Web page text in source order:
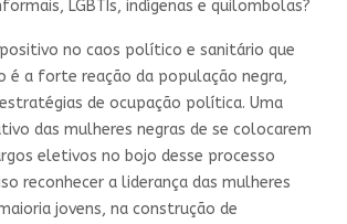
LGBTIs, indígenas e quilombolas?
no caos político e sanitário que
é a forte reação da população negra,
de ocupação política. Uma
das mulheres negras de se colocarem
eletivos no bojo desse processo
reconhecer a liderança das mulheres
jovens, na construção de